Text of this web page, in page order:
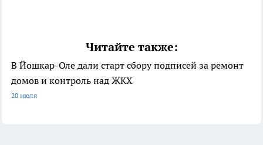
Читайте также:
В Йошкар-Оле дали старт сбору подписей за ремонт
домов и контроль над ЖКХ
20 июля